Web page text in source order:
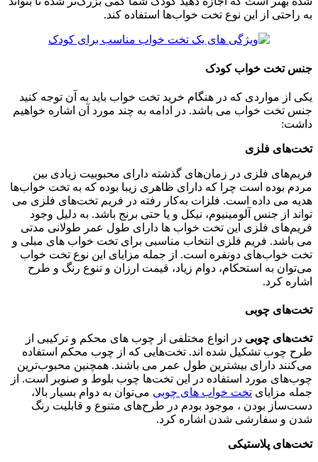
به راحتی از این نوع تخت خواب‌ها استفاده کند.
جنس تخت خواب کودک
یکی از مواردی که در هنگام خرید تخت خواب باید به آن توجه کنید
جنس تخت خواب می باشد. در ادامه به چند مورد آن اشاره خواهیم
داشت:
تخت‌های فلزی
فریم‌های فلزی در زمان‌های گذشته دارای محبوبیت زیادی بین
مردم بوده‌ است چرا که دارای ظاهری زیبا بوده که به تخت خواب‌ها
هدیه می داده است. فلزات به‌کار رفته در فریم تخت‌های فلزی می
تواند از جنس آلومینیوم، نیکل و یا حتی برنج باشد. به دلیل وجود
فریم‌های فلزی این تخت خواب ها دارای طول عمر طولانی مدتی
می باشد. فریم فلزی انتخاب مناسبی برای تخت خواب های مبلی و
تخت خواب‌های دونفره است. از جمله مزایای این نوع تخت خواب
می‌‌توان به استحکام، دوام زیاد، قیمت ارزان و تنوع رنگ و طرح
اشاره کرد.
تخت‌های چوبی
تخت‌های چوبی در انواع مختلفی از چوب های محکم و ترکیبی از
طرح چوب تشکیل شده اند. تخت‌هایی که از چوب محکم استفاده
می‌کنند دارای بیشترین طول عمر می باشند. همچنین محبوب‌ترین
چوب‌های مورد استفاده در این تخت‌ها چوب بلوط و صنوبر است. از
جمله مزایای تخت خواب های چوبی می‌‌توان به دوام بسیار بالا،
دست‌ساز بودن ، موجود بودم در طرح‌های متنوع و قابلیت رنگ
شدن و سفارشی شدن اشاره کرد.
تخت‌های پلاستیکی